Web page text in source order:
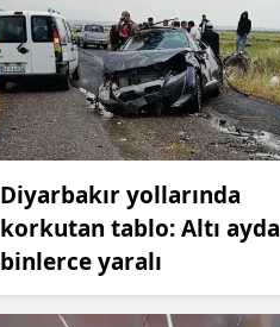
Diyarbakır yollarında
korkutan tablo: Altı ayda
binlerce yaralı